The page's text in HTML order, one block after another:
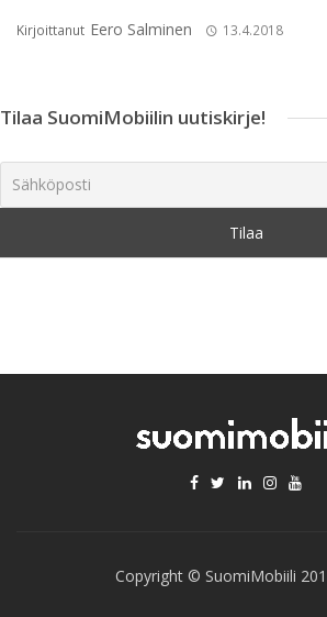
Kirjoittanut Eero Salminen 13.4.2018
Tilaa SuomiMobiilin uutiskirje!
Copyright © SuomiMobiili